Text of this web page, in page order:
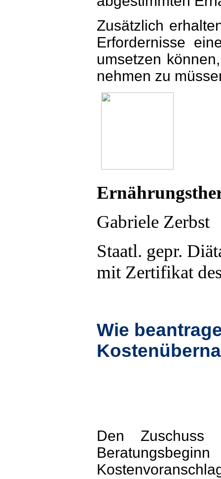
Zusätzlich
Erfordernisse
umsetzen
nehmen zu
Gabriele Zerbst
Staatl. gepr.
mit Zertifikat
Wie
Den